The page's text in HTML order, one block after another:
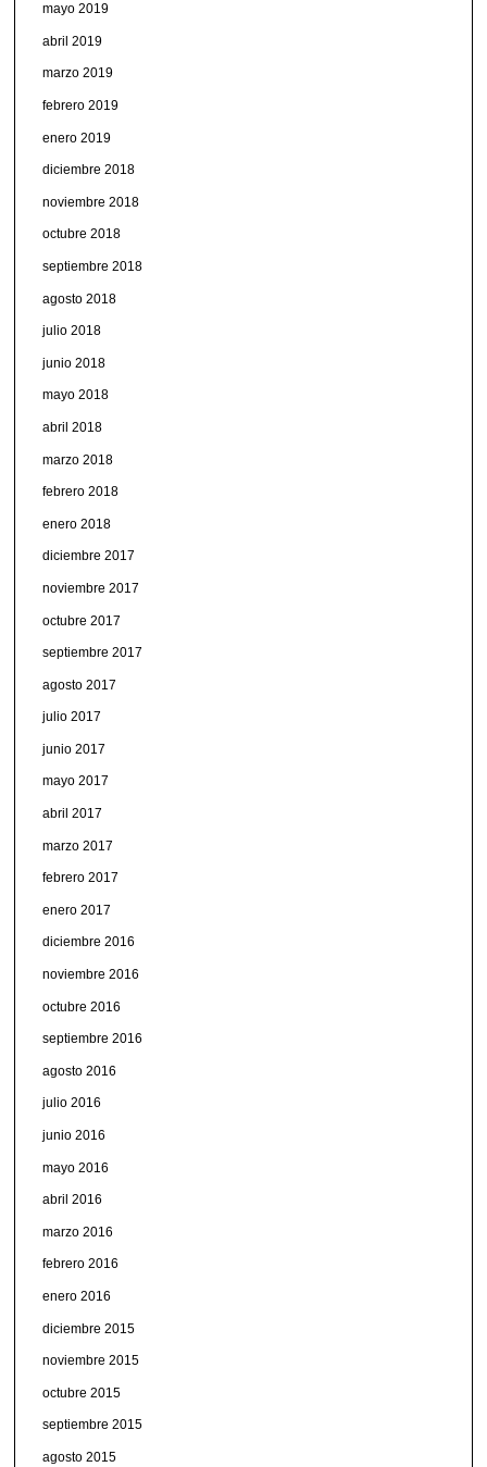
mayo 2019
abril 2019
marzo 2019
febrero 2019
enero 2019
diciembre 2018
noviembre 2018
octubre 2018
septiembre 2018
agosto 2018
julio 2018
junio 2018
mayo 2018
abril 2018
marzo 2018
febrero 2018
enero 2018
diciembre 2017
noviembre 2017
octubre 2017
septiembre 2017
agosto 2017
julio 2017
junio 2017
mayo 2017
abril 2017
marzo 2017
febrero 2017
enero 2017
diciembre 2016
noviembre 2016
octubre 2016
septiembre 2016
agosto 2016
julio 2016
junio 2016
mayo 2016
abril 2016
marzo 2016
febrero 2016
enero 2016
diciembre 2015
noviembre 2015
octubre 2015
septiembre 2015
agosto 2015